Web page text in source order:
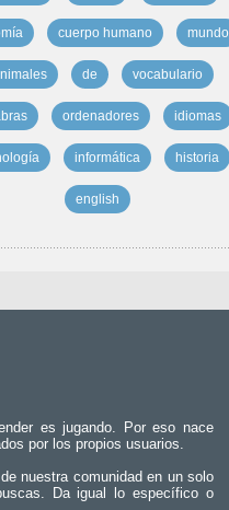
cuerpo humano mundo
de vocabulario
ordenadores idiomas
informática historia
english
es jugando. Por eso nace
por los propios usuarios.
nuestra comunidad en un solo
Da igual lo específico o